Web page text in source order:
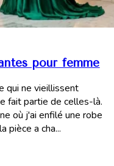
pour femme
qui ne vieillissent
fait partie de celles-là.
où j'ai enfilé une robe
pièce a cha...